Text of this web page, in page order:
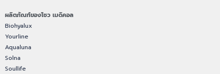
ผลิตภัณฑ์ของโซว เมดิคอล
Biohyalux
Yourline
Aqualuna
Solna
Soullife